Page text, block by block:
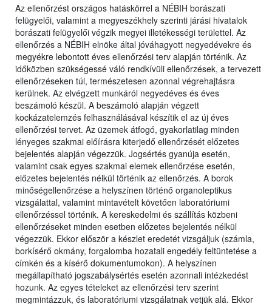
Az ellenőrzést országos hatáskörrel a NÉBIH borászati
felügyelői, valamint a megyeszékhely szerinti járási hivatalok
borászati felügyelői végzik megyei illetékességi területtel. Az
ellenőrzés a NÉBIH elnöke által jóváhagyott negyedévekre és
megyékre lebontott éves ellenőrzési terv alapján történik. Az
időközben szükségessé váló rendkívüli ellenőrzések, a tervezett
ellenőrzéseken túl, természetesen azonnal végrehajtásra
kerülnek. Az elvégzett munkáról negyedéves és éves
beszámoló készül. A beszámoló alapján végzett
kockázatelemzés felhasználásával készítik el az új éves
ellenőrzési tervet. Az üzemek átfogó, gyakorlatilag minden
lényeges szakmai előírásra kiterjedő ellenőrzését előzetes
bejelentés alapján végezzük. Jogsértés gyanúja esetén,
valamint csak egyes szakmai elemek ellenőrzése esetén,
előzetes bejelentés nélkül történik az ellenőrzés. A borok
minőségellenőrzése a helyszínen történő organoleptikus
vizsgálattal, valamint mintavételt követően laboratóriumi
ellenőrzéssel történik. A kereskedelmi és szállítás közbeni
ellenőrzéseket minden esetben előzetes bejelentés nélkül
végezzük. Ekkor először a készlet eredetét vizsgáljuk (számla,
borkísérő okmány, forgalomba hozatali engedély feltüntetése a
címkén és a kísérő dokumentumokon). A helyszínen
megállapítható jogszabálysértés esetén azonnali intézkedést
hozunk. Az egyes tételeket az ellenőrzési terv szerint
megmintázzuk, és laboratóriumi vizsgálatnak vetjük alá. Ekkor